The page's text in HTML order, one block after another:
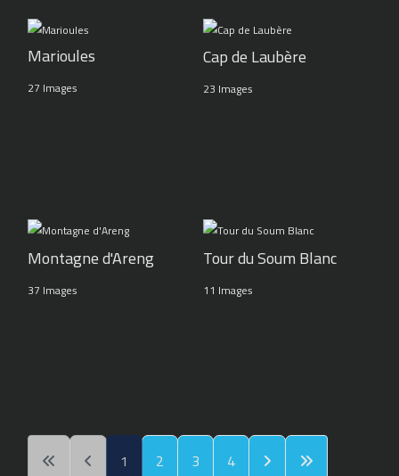
Marioules
27 Images
Cap de Laubère
23 Images
Montagne d'Areng
37 Images
Tour du Soum Blanc
11 Images
1 2 3 4